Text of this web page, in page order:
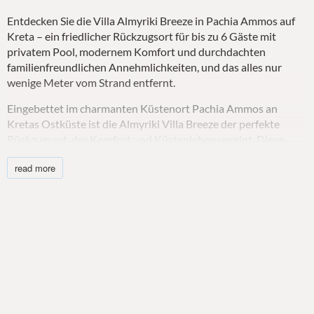
Entdecken Sie die Villa Almyriki Breeze in Pachia Ammos auf
Kreta – ein friedlicher Rückzugsort für bis zu 6 Gäste mit
privatem Pool, modernem Komfort und durchdachten
familienfreundlichen Annehmlichkeiten, und das alles nur
wenige Meter vom Strand entfernt.
Eingebettet im charmanten Küstenort Pachia Ammos an
Kretas Ostküste ist die Almyriki Villa Breeze der perfekte
Villa eignet sich perfekt für Familien, Paare oder Freunde, die
einen ruhigen Urlaub nur wenige Minuten vom kristallklaren
read more